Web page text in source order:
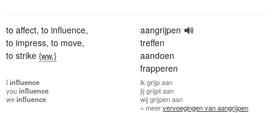
to affect, to influence,
to impress, to move,
to strike {ww.}
aangrijpen
treffen
aandoen
frapperen
I influence
youinfluence
weinfluence
ik grijp aan
jijgrijpt aan
wijgrijpen aan
» meervervoegingen van aangrijpen